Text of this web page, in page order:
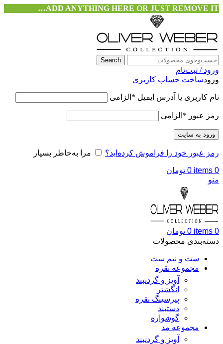
ADD ANYTHING HERE OR JUST REMOVE IT…
Search
ورود / ثبت‌نام
ورودساخت حساب کاربری
نام کاربری یا آدرس ایمیل * الزامی
رمز عبور * الزامی
ورود به سایت
رمز عبور خود را فراموش کرده‌اید؟ مرا به‌خاطر بسپار
0
items
0 تومان
منو
0
items
0 تومان
دسته‌بندی محصولات
ست و نیم ست
مجموعه نقره
آویز و گردنبند
انگشتر
پیرسینگ نقره
دستبند
گوشواره
مجموعه مد
آویز و گردنبند